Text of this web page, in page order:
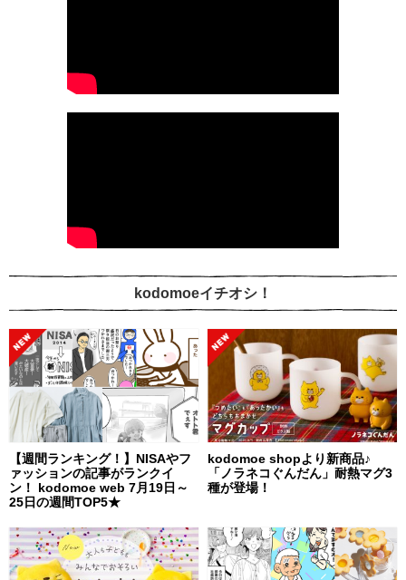
kodomoeイチオシ！
【週間ランキング！】NISAやフ
ァッションの記事がランクイ
ン！ kodomoe web 7月19日～
25日の週間TOP5★
kodomoe shopより新商品♪
「ノラネコぐんだん」耐熱マグ3
種が登場！